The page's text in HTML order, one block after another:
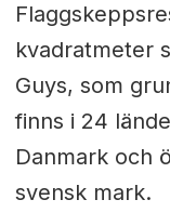
kvadratmeter
Guys, som
finns i 24
Danmark och
svensk mark.